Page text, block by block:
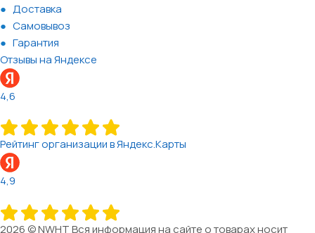
Доставка
Самовывоз
Гарантия
Отзывы на Яндексе
4,6
Рейтинг организации в Яндекс.Карты
4,9
2026 © NWHT Вся информация на сайте о товарах носит